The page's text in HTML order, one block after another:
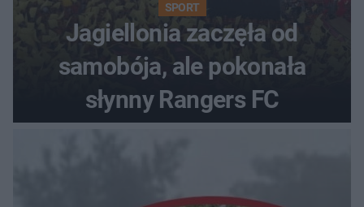
SPORT
Jagiellonia zaczęła od
samobója, ale pokonała
słynny Rangers FC